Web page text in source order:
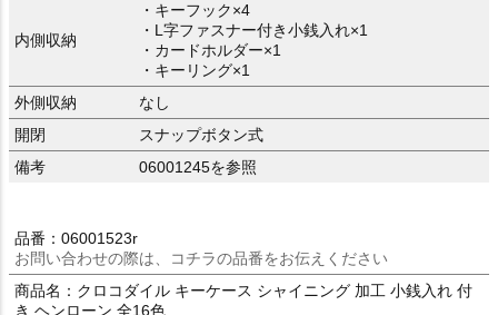
内側収納
・キーフック×4
・L字ファスナー付き小銭入れ×1
・カードホルダー×1
・キーリング×1
外側収納
なし
開閉
スナップボタン式
備考
06001245を参照
品番：06001523r
お問い合わせの際は、コチラの品番をお伝えください
商品名：クロコダイル キーケース シャイニング 加工 小銭入れ 付
き ヘンローン 全16色